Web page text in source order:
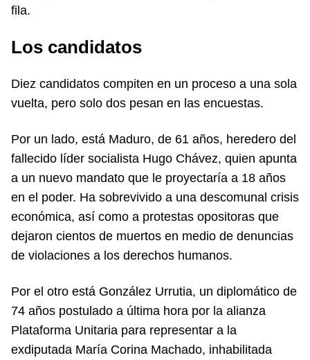
fila.
Los candidatos
Diez candidatos compiten en un proceso a una sola
vuelta, pero solo dos pesan en las encuestas.
Por un lado, está Maduro, de 61 años, heredero del
fallecido líder socialista Hugo Chávez, quien apunta
a un nuevo mandato que le proyectaría a 18 años
en el poder. Ha sobrevivido a una descomunal crisis
económica, así como a protestas opositoras que
dejaron cientos de muertos en medio de denuncias
de violaciones a los derechos humanos.
Por el otro está González Urrutia, un diplomático de
74 años postulado a última hora por la alianza
Plataforma Unitaria para representar a la
exdiputada María Corina Machado, inhabilitada